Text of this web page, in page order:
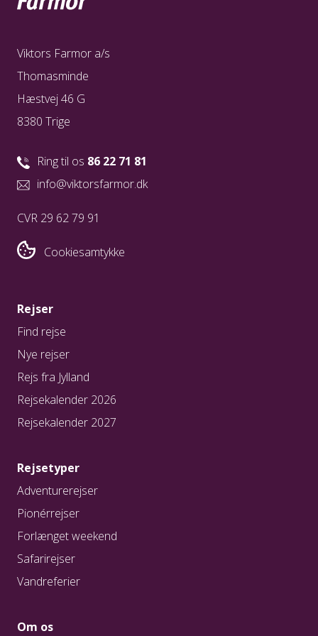
- Evt. lommelygte
Viktors Farmor a/s
Thomasminde
Hæstvej 46 G
8380 Trige
Ring til os 86 22 71 81
info@viktorsfarmor.dk
CVR 29 62 79 91
Cookiesamtykke
Rejser
Find rejse
Nye rejser
Rejs fra Jylland
Rejsekalender 2026
Rejsekalender 2027
Rejsetyper
Adventurerejser
Pionérrejser
Forlænget weekend
Safarirejser
Vandreferier
Om os